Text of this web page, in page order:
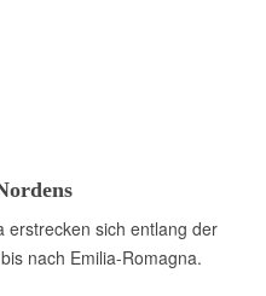
erstrecken sich entlang der
nach Emilia-Romagna.